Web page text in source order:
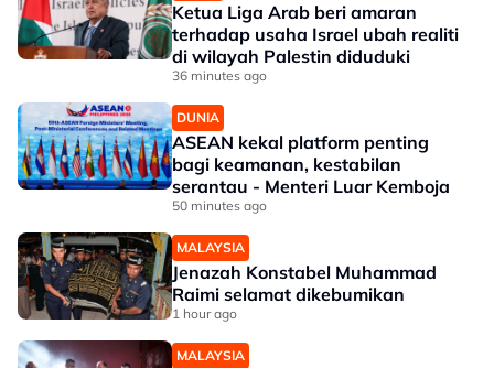
Ketua Liga Arab beri amaran
terhadap usaha Israel ubah realiti
di wilayah Palestin diduduki
36 minutes ago
DUNIA
ASEAN kekal platform penting
bagi keamanan, kestabilan
serantau - Menteri Luar Kemboja
50 minutes ago
MALAYSIA
Jenazah Konstabel Muhammad
Raimi selamat dikebumikan
1 hour ago
MALAYSIA